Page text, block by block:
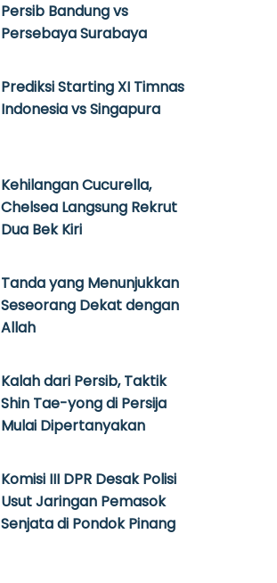
Persib Bandung vs
Persebaya Surabaya
Prediksi Starting XI Timnas
Indonesia vs Singapura
Kehilangan Cucurella,
Chelsea Langsung Rekrut
Dua Bek Kiri
Tanda yang Menunjukkan
Seseorang Dekat dengan
Allah
Kalah dari Persib, Taktik
Shin Tae-yong di Persija
Mulai Dipertanyakan
Komisi III DPR Desak Polisi
Usut Jaringan Pemasok
Senjata di Pondok Pinang